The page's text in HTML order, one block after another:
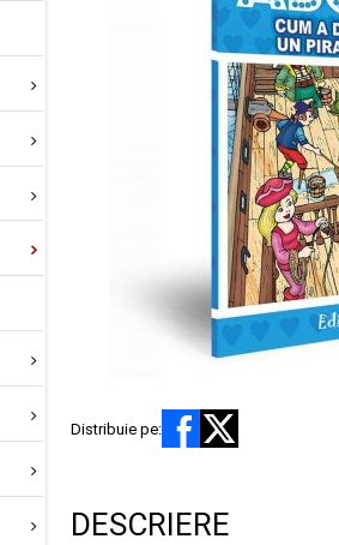
Distribuie pe:
DESCRIERE